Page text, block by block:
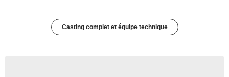
Casting complet et équipe technique